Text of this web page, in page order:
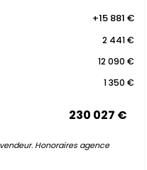
+15 881 €
2 441 €
12 090 €
1 350 €
230 027 €
Honoraires agence